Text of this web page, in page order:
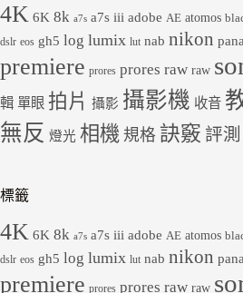
4K 6K 8k a7s a7s iii adobe AE atomos
dslr eos gh5 log lumix lut nab nikon
premiere prores prores raw raw
輯 單眼 拍片 攝影 攝影機 收音
無反 燈光 相機 規格 訣竅 評測
標籤
4K 6K 8k a7s a7s iii adobe AE atomos
dslr eos gh5 log lumix lut nab nikon
premiere prores prores raw raw